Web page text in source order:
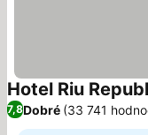
Hotel Riu
7,8Dobré (33 741